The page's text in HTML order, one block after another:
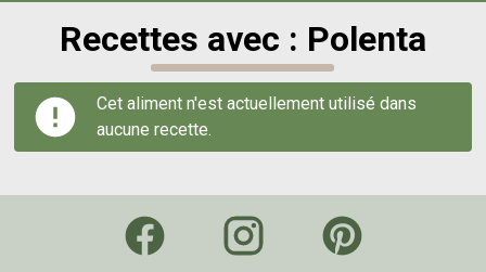
Recettes avec : Polenta
Cet aliment n'est actuellement utilisé dans
aucune recette.